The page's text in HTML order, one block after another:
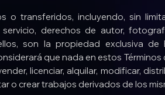
o transferidos, incluyendo, sin
derechos de autor,
son la propiedad exclusiva de
que nada en estos
licenciar, alquilar, modificar,
o crear trabajos derivados de los